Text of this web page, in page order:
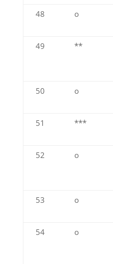
48
o
49
**
50
o
51
***
52
o
53
o
54
o